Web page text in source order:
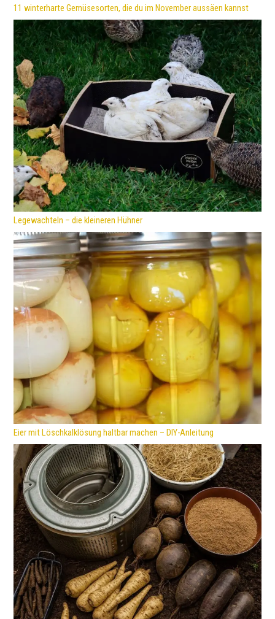
11 winterharte Gemüsesorten, die du im November aussäen kannst
Legewachteln – die kleineren Hühner
Eier mit Löschkalklösung haltbar machen – DIY-Anleitung